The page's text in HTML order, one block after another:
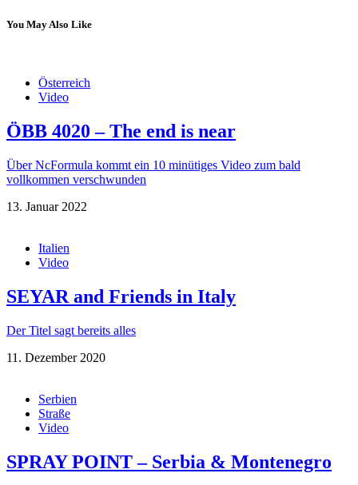
You May Also Like
Österreich
Video
ÖBB 4020 – The end is near
Über NcFormula kommt ein 10 minütiges Video zum bald
vollkommen verschwunden
13. Januar 2022
Italien
Video
SEYAR and Friends in Italy
Der Titel sagt bereits alles
11. Dezember 2020
Serbien
Straße
Video
SPRAY POINT – Serbia & Montenegro